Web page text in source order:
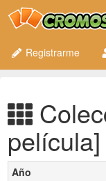
Registrarme
Año